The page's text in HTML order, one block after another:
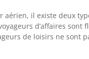
aérien, il existe deux
d’affaires
de loisirs ne sont